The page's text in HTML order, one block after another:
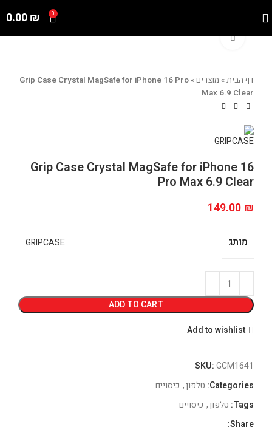
0
0.00₪
Click to enlarge
דף הבית» מוצרים»
Grip Case Crystal MagSafe for iPhone 16 Pro
Max 6.9 Clear
Grip Case Crystal MagSafe for iPhone 16
Pro Max 6.9 Clear
149.00 ₪
מותג GRIPCASE
ADD TO CART
Add to wishlist
SKU:GCM1641
Categories: טלפון, כיסויים
Tags: טלפון, כיסויים
Share: